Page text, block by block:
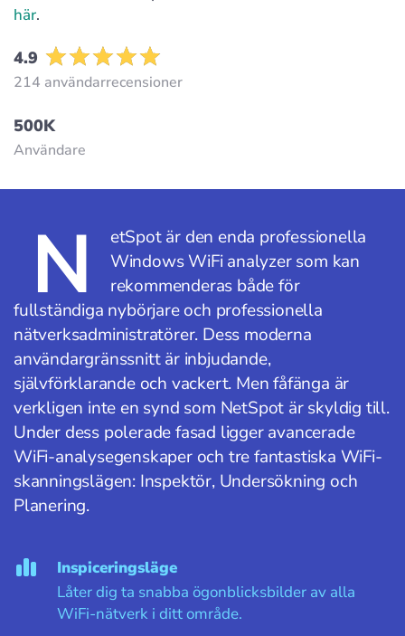
här.
4.9
214 användarrecensioner
500K
Användare
N
etSpot är den enda professionella
Windows WiFi analyzer som kan
rekommenderas både för
fullständiga nybörjare och professionella
nätverksadministratörer. Dess moderna
användargränssnitt är inbjudande,
självförklarande och vackert. Men fåfänga är
verkligen inte en synd som NetSpot är skyldig till.
Under dess polerade fasad ligger avancerade
WiFi-analysegenskaper och tre fantastiska WiFi-
skanningslägen: Inspektör, Undersökning och
Planering.
Inspiceringsläge
Låter dig ta snabba ögonblicksbilder av alla
WiFi-nätverk i ditt område.